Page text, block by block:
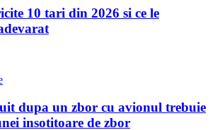
10 tari din 2026 si ce le
dupa un zbor cu avionul trebuie
insotitoare de zbor